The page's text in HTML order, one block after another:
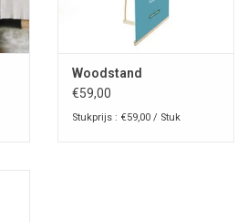
Woodstand
€59,00
Stukprijs : €59,00 / Stuk